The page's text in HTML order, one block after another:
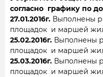
согласно графику по
27.01.2016г. Выполнены
площадок и маршей
25.02.2016г. Выполнены
площадок и маршей
25.03.2016г. Выполнены
площадок и маршей